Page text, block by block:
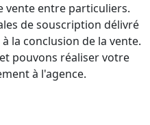
vente entre particuliers.
de souscription délivré
la conclusion de la vente.
pouvons réaliser votre
à l'agence.